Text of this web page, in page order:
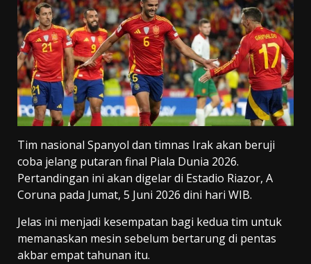
Tim nasional Spanyol dan timnas Irak akan beruji
coba jelang putaran final Piala Dunia 2026.
Pertandingan ini akan digelar di Estadio Riazor, A
Coruna pada Jumat, 5 Juni 2026 dini hari WIB.
Jelas ini menjadi kesempatan bagi kedua tim untuk
memanaskan mesin sebelum bertarung di pentas
akbar empat tahunan itu.